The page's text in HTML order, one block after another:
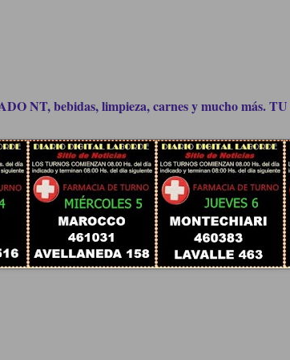
NT, bebidas, limpieza, carnes y mucho más.